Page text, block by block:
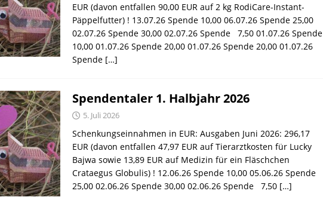
EUR (davon entfallen 90,00 EUR auf 2 kg RodiCare-Instant-
Päppelfutter) ! 13.07.26 Spende 10,00 06.07.26 Spende 25,00
02.07.26 Spende 30,00 02.07.26 Spende 7,50 01.07.26 Spende
10,00 01.07.26 Spende 20,00 01.07.26 Spende 20,00 01.07.26
Spende […]
Spendentaler 1. Halbjahr 2026
5. Juli 2026
Schenkungseinnahmen in EUR: Ausgaben Juni 2026: 296,17
EUR (davon entfallen 47,97 EUR auf Tierarztkosten für Lucky
Bajwa sowie 13,89 EUR auf Medizin für ein Fläschchen
Crataegus Globulis) ! 12.06.26 Spende 10,00 05.06.26 Spende
25,00 02.06.26 Spende 30,00 02.06.26 Spende 7,50 […]